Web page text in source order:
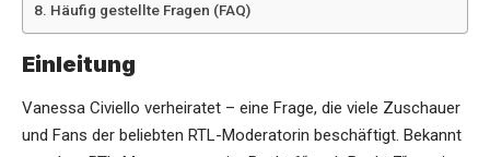
Häufig gestellte Fragen (FAQ)
Einleitung
Vanessa Civiello verheiratet – eine Frage, die viele Zuschauer
und Fans der beliebten RTL-Moderatorin beschäftigt. Bekannt